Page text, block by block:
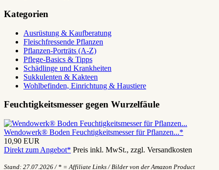
Kategorien
Ausrüstung & Kaufberatung
Fleischfressende Pflanzen
Pflanzen-Porträts (A-Z)
Pflege-Basics & Tipps
Schädlinge und Krankheiten
Sukkulenten & Kakteen
Wohlbefinden, Einrichtung & Haustiere
Feuchtigkeitsmesser gegen Wurzelfäule
Wendowerk® Boden Feuchtigkeitsmesser für Pflanzen...*
10,90 EUR
Direkt zum Angebot* Preis inkl. MwSt., zzgl. Versandkosten
Stand: 27.07.2026 / * = Affiliate Links / Bilder von der Amazon Product